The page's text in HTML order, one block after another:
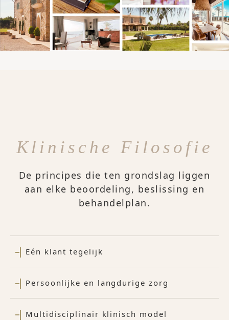
Klinische Filosofie
De principes die ten grondslag liggen
aan elke beoordeling, beslissing en
behandelplan.
Eén klant tegelijk
Persoonlijke en langdurige zorg
Multidisciplinair klinisch model